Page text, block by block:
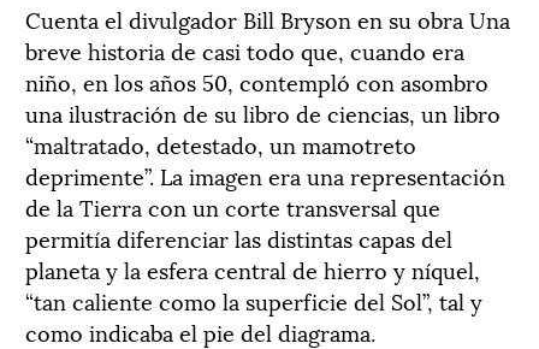
Cuenta el divulgador Bill Bryson en su obra Una
breve historia de casi todo que, cuando era
niño, en los años 50, contempló con asombro
una ilustración de su libro de ciencias, un libro
“maltratado, detestado, un mamotreto
deprimente”. La imagen era una representación
de la Tierra con un corte transversal que
permitía diferenciar las distintas capas del
planeta y la esfera central de hierro y níquel,
“tan caliente como la superficie del Sol”, tal y
como indicaba el pie del diagrama.